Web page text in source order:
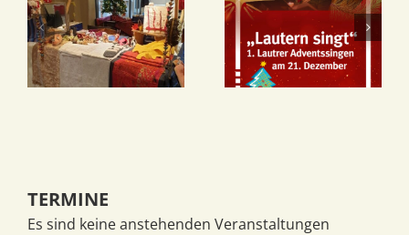
TERMINE
Es sind keine anstehenden Veranstaltungen